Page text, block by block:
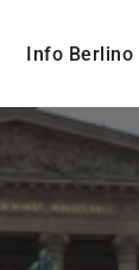
Info Berlino